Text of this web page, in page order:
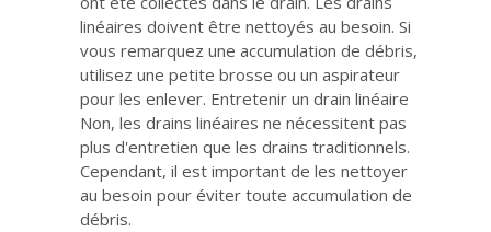
linéaires doivent être nettoyés au besoin. Si
vous remarquez une accumulation de débris,
utilisez une petite brosse ou un aspirateur
pour les enlever. Entretenir un drain linéaire
Non, les drains linéaires ne nécessitent pas
plus d'entretien que les drains traditionnels.
Cependant, il est important de les nettoyer
au besoin pour éviter toute accumulation de
débris.